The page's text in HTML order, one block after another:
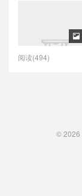

阅读(494)
© 2026